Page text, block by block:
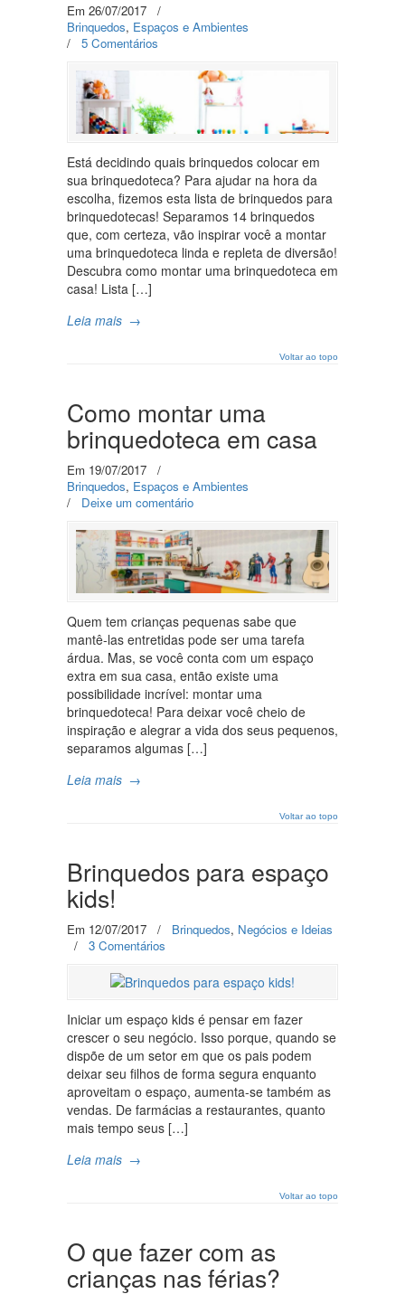
Em 26/07/2017
/
Brinquedos, Espaços e Ambientes
/ 5 Comentários
Está decidindo quais brinquedos colocar em
sua brinquedoteca? Para ajudar na hora da
escolha, fizemos esta lista de brinquedos para
brinquedotecas! Separamos 14 brinquedos
que, com certeza, vão inspirar você a montar
uma brinquedoteca linda e repleta de diversão!
Descubra como montar uma brinquedoteca em
casa! Lista […]
Leia mais →
Voltar ao topo
Como montar uma
brinquedoteca em casa
Em 19/07/2017
/
Brinquedos, Espaços e Ambientes
/ Deixe um comentário
Quem tem crianças pequenas sabe que
mantê-las entretidas pode ser uma tarefa
árdua. Mas, se você conta com um espaço
extra em sua casa, então existe uma
possibilidade incrível: montar uma
brinquedoteca! Para deixar você cheio de
inspiração e alegrar a vida dos seus pequenos,
separamos algumas […]
Leia mais →
Voltar ao topo
Brinquedos para espaço
kids!
Em 12/07/2017 / Brinquedos, Negócios e Ideias
/ 3 Comentários
Iniciar um espaço kids é pensar em fazer
crescer o seu negócio. Isso porque, quando se
dispõe de um setor em que os pais podem
deixar seu filhos de forma segura enquanto
aproveitam o espaço, aumenta-se também as
vendas. De farmácias a restaurantes, quanto
mais tempo seus […]
Leia mais →
Voltar ao topo
O que fazer com as
crianças nas férias?